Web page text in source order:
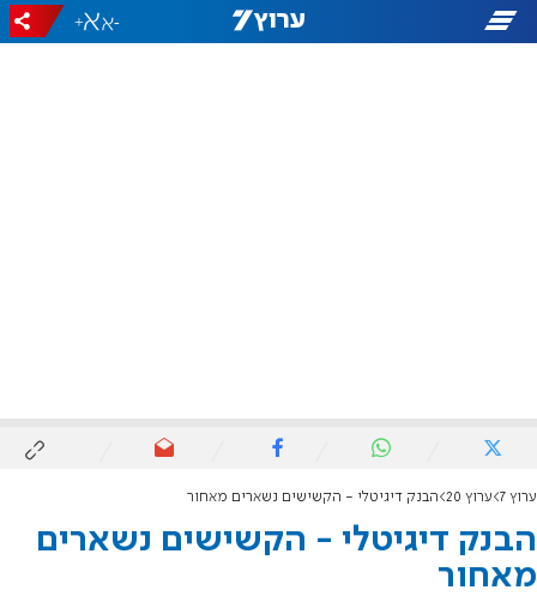
-
+
ערוץ 7 ערוץ 20 הבנק דיגיטלי - הקשישים נשארים מאחור
הבנק דיגיטלי - הקשישים נשארים
מאחור